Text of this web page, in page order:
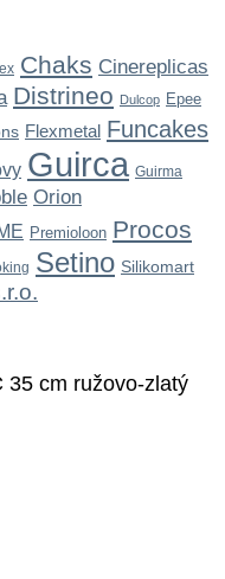
Chaks Cinereplicas
Distrineo Dulcop Epee
Flexmetal Funcakes
Guirca Guirma
Orion
Premioloon Procos
Setino Silikomart
35 cm ružovo-zlatý